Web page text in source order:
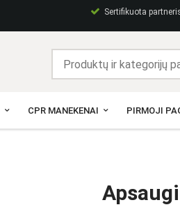
Sertifikuota
CPR MANEKENAI PIRMOJI